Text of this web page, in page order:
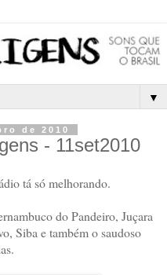
▼
de 2010
- 11set2010
tá só melhorando.
do Pandeiro, Juçara
Siba e também o saudoso